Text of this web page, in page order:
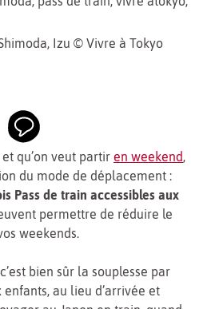
Izu © Vivre à Tokyo
qu’on veut partir en weekend,
du mode de déplacement :
Pass de train accessibles aux
permettre de réduire le
weekends.
bien sûr la souplesse par
au lieu d’arrivée et